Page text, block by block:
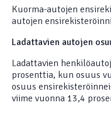
Kuorma-autojen
autojen
Ladattavien autojen
Ladattavien
prosenttia, kun osuus
osuus
viime vuonna 13,4